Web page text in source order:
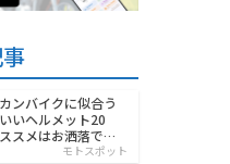
ンバイクに似合う
いヘルメット20
スメはお洒落でワ
モトスポット